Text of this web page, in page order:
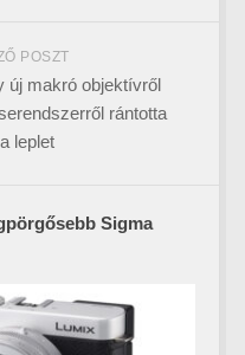
POSZT
új makró objektívről
rántotta
leplet
Sigma